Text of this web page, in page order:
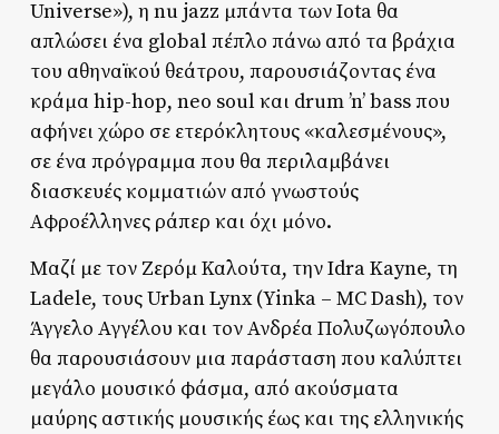
Universe»), η nu jazz μπάντα των Iota θα
απλώσει ένα global πέπλο πάνω από τα βράχια
του αθηναϊκού θεάτρου, παρουσιάζοντας ένα
κράμα hip-hop, neo soul και drum ’n’ bass που
αφήνει χώρο σε ετερόκλητους «καλεσμένους»,
σε ένα πρόγραμμα που θα περιλαμβάνει
διασκευές κομματιών από γνωστούς
Αφροέλληνες ράπερ και όχι μόνο.
Mαζί με τον Ζερόμ Καλούτα, την Idra Kayne, τη
Ladele, τους Urban Lynx (Yinka – MC Dash), τον
Άγγελο Αγγέλου και τον Ανδρέα Πολυζωγόπουλο
θα παρουσιάσουν μια παράσταση που καλύπτει
μεγάλο μουσικό φάσμα, από ακούσματα
μαύρης αστικής μουσικής έως και της ελληνικής